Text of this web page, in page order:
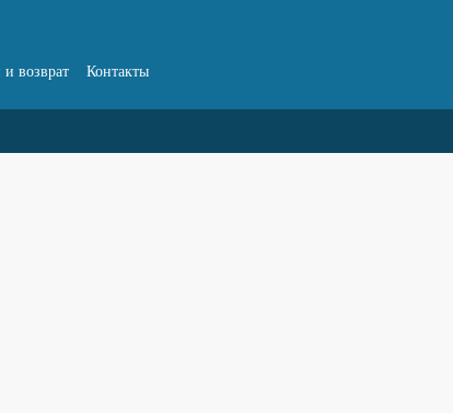
возврат Контакты